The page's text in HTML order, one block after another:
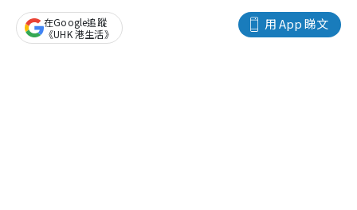
用 App 睇文
在Google追蹤
《UHK 港生活》